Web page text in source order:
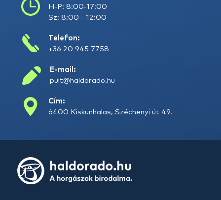
H-P: 8:00-17:00
Sz: 8:00 - 12:00
Telefon:
+36 20 945 7758
E-mail:
pult@haldorado.hu
Cím:
6400 Kiskunhalas, Széchenyi út 49.